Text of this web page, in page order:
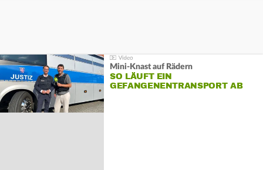
Mini-Knast auf Rädern
SO LÄUFT EIN
GEFANGENENTRANSPORT AB